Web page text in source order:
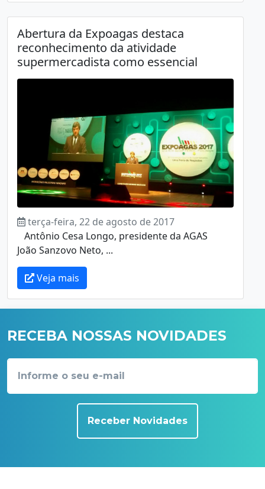
Abertura da Expoagas destaca
reconhecimento da atividade
supermercadista como essencial
terça-feira, 22 de agosto de 2017
Antônio Cesa Longo, presidente da AGAS
João Sanzovo Neto, ...
Veja mais
RECEBA NOSSAS NOVIDADES
Receber Novidades